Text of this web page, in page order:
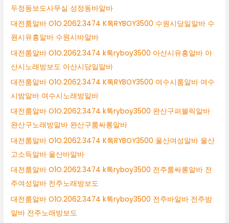
두정동보도사무실 성정동바알바
대전룸알바 O1O.2062.3474 K톡RYBOY3500 수원시당일알바 수
원시유흥알바 수원시바알바
대전룸알바 O1O.2062.3474 k톡ryboy3500 아산시유흥알바 아
산시노래방보도 아산시당일알바
대전룸알바 O1O.2062.3474 K톡RYBOY3500 여수시룸알바 여수
시밤알바 여수시노래방알바
대전룸알바 O1O.2062.3474 k톡ryboy3500 완산구퍼블릭알바
완산구노래방알바 완산구룸싸롱알바
대전룸알바 O1O.2062.3474 K톡RYBOY3500 울산여성알바 울산
고소득알바 울산바알바
대전룸알바 O1O.2062.3474 k톡ryboy3500 전주룸싸롱알바 전
주여성알바 전주노래방보도
대전룸알바 O1O.2062.3474 k톡ryboy3500 전주바알바 전주밤
알바 전주노래방보도